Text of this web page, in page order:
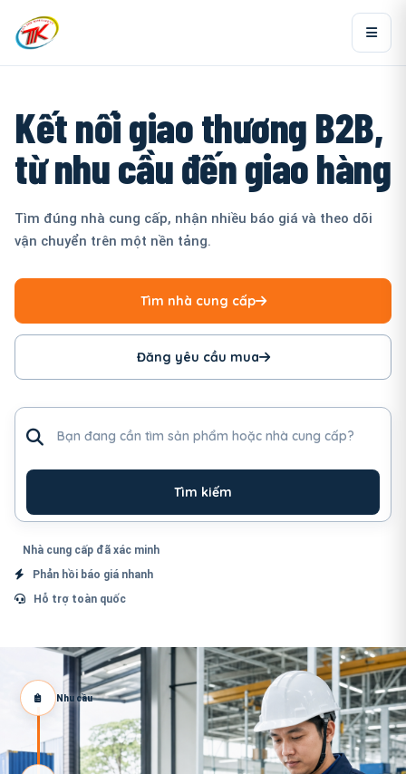
Kết nối giao thương B2B,
từ nhu cầu đến giao hàng
Tìm đúng nhà cung cấp, nhận nhiều báo giá và theo dõi
vận chuyển trên một nền tảng.
Tìm nhà cung cấp
Đăng yêu cầu mua
Tìm kiếm
Nhà cung cấp đã xác minh
Phản hồi báo giá nhanh
Hỗ trợ toàn quốc
Nhu cầu